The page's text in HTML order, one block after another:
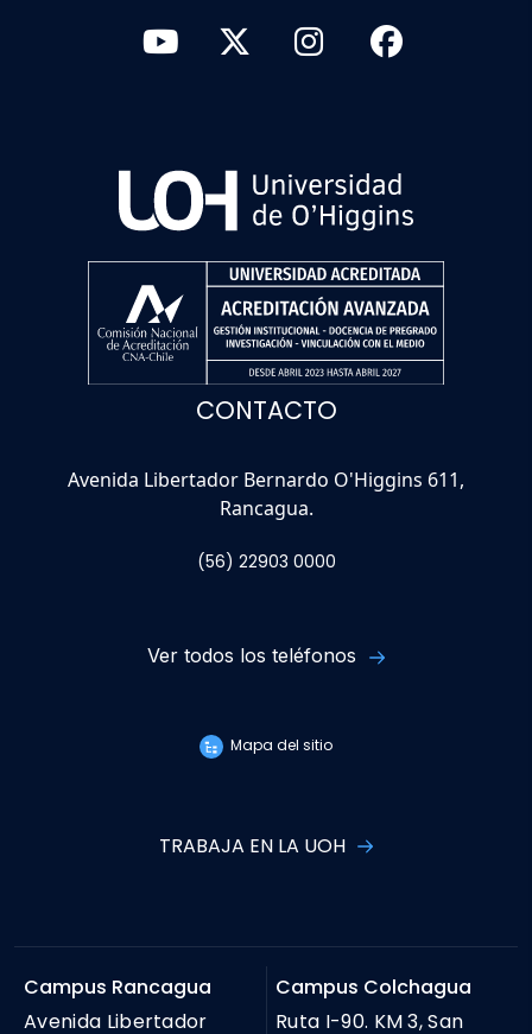
CONTACTO
Avenida Libertador Bernardo O'Higgins 611,
Rancagua.
(56) 22903 0000
Ver todos los teléfonos
Mapa del sitio
TRABAJA EN LA UOH
Campus Rancagua
Avenida Libertador
Campus Colchagua
Ruta I-90. KM 3, San